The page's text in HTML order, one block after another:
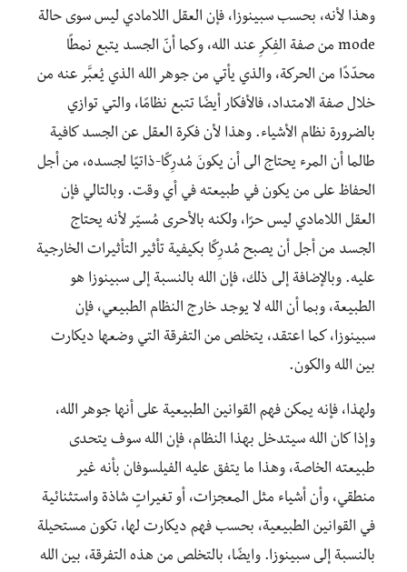
وهذا لأنه، بحسب سبينوزا، فإن العقل اللامادي ليس سوى حالة
mode من صفة الفِكرِ عند الله، وكما أنّ الجسد يتبع نمطًا
محدّدًا من الحركة، والذي يأتي من جوهر الله الذي يُعبَّر عنه من
خلال صفة الامتداد، فالأفكار أيضًا تتبع نظامًا، والتي توازي
بالضرورة نظام الأشياء. وهذا لأن فكرة العقل عن الجسد كافية
طالما أن المرء يحتاج الى أن يكونَ مُدرِكًا-ذاتيًا لجسده، من أجل
الحفاظ على من يكون في طبيعته في أي وقت. وبالتالي فإن
العقل اللامادي ليس حرًا، ولكنه بالأحرى مُسيّر لأنه يحتاج
الجسد من أجل أن يصبح مُدرِكًا بكيفية تأثير التأثيرات الخارجية
عليه. وبالإضافة إلى ذلك، فإن الله بالنسبة إلى سبينوزا هو
الطبيعة، وبما أن الله لا يوجد خارج النظام الطبيعي، فإن
سبينوزا، كما اعتقد، يتخلص من التفرقة التي وضعها ديكارت
بين الله والكون.
ولهذا، فإنه يمكن فهم القوانين الطبيعية على أنها جوهر الله،
وإذا كان الله سيتدخل بهذا النظام، فإن الله سوف يتحدى
طبيعته الخاصة، وهذا ما يتفق عليه الفيلسوفان بأنه غير
منطقي، وأن أشياء مثل المعجزات، أو تغيراتٍ شاذة واستثنائية
في القوانين الطبيعية، بحسب فهم ديكارت لها، تكون مستحيلة
بالنسبة إلى سبينوزا. وايضًا، بالتخلص من هذه التفرقة، بين الله